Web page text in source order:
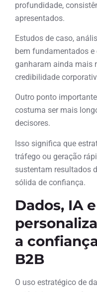
profundidade,
apresentados.
Estudos de caso,
bem fundamentados
ganharam ainda mais
credibilidade
Outro ponto
costuma ser mais
decisores.
Isso significa que
tráfego ou geração
sustentam resultados
sólida de confiança.
Dados, IA e
a
B2B
O uso estratégico de